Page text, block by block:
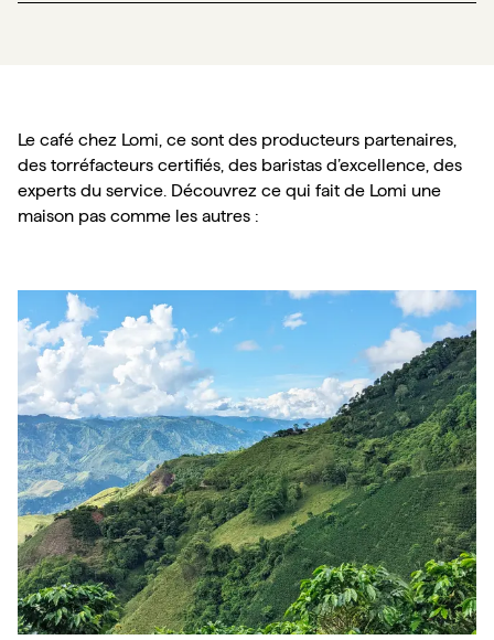
Le café chez Lomi, ce sont des producteurs partenaires,
des torréfacteurs certifiés, des baristas d’excellence, des
experts du service. Découvrez ce qui fait de Lomi une
maison pas comme les autres :
Les parcelles Lomi